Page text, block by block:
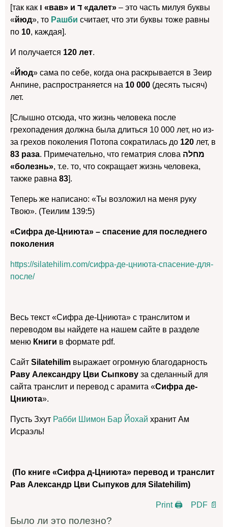
[так как
ו «вав» и ד «далет» – это часть милуя буквы
«йюд», то Рашби считает, что эти буквы тоже равны
по 10, каждая].
И получается 120 лет.
«Йюд» сама по себе, когда она раскрывается в Зеир
Анпине, распространяется на 10 000 (десять тысяч)
лет.
[Слышно отсюда, что жизнь человека после
грехопадения должна была длиться 10 000 лет, но из-
за грехов поколения Потопа сократилась до 120 лет, в
83 раза. Примечательно, что гематрия слова מחלה
«болезнь», т.е. то, что сокращает жизнь человека,
также равна 83].
Теперь же написано: «Ты возложил на меня руку
Твою». (Теилим 139:5)
«Сифра де-Цниюта» – спасение для последнего
поколения
https://silatehilim.com/сифра-де-цниюта-спасение-для-
после/
Весь текст «Сифра де-Цниюта» с транслитом и
переводом вы найдете на нашем сайте в разделе
меню Книги в формате pdf.
Сайт Silatehilim выражает огромную благодарность
Раву Александру Цви Сыпкову за сделанный для
сайта транслит и перевод с арамита «Сифра де-
Цниюта».
Пусть Зхут Рабби Шимон Бар Йохай хранит Ам
Исраэль!
(По книге «Сифра д-Цниюта» перевод и транслит
Рав Александр Цви Сыпуков для Silatehilim)
Print 🖨 PDF 📄
Было ли это полезно?